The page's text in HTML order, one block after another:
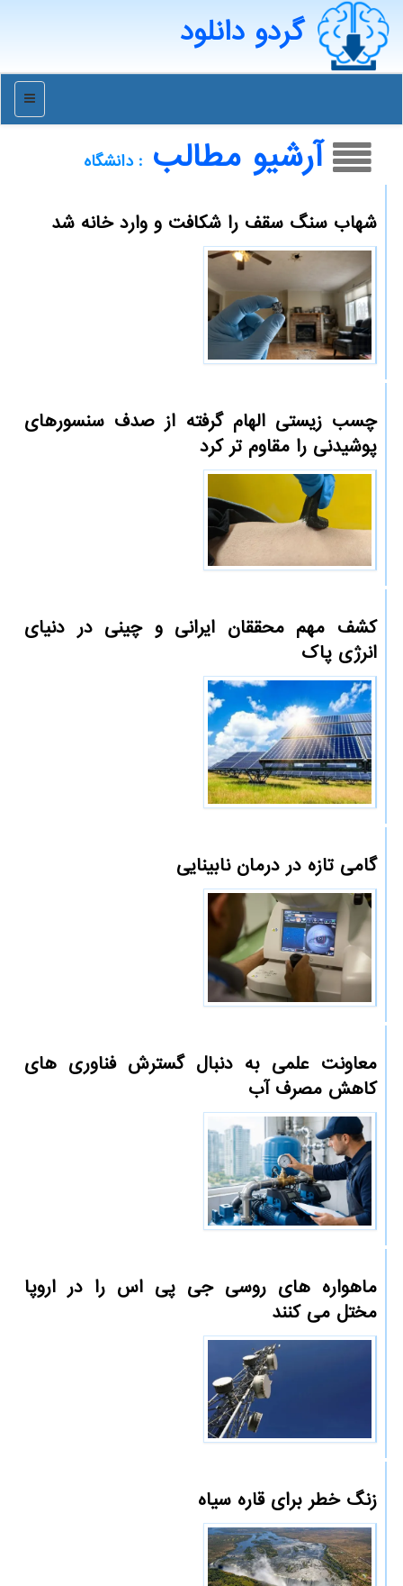
گردو دانلود
منو
آرشیو مطالب : دانشگاه
شهاب سنگ سقف را شکافت و وارد خانه شد
چسب زیستی الهام گرفته از صدف سنسورهای
پوشیدنی را مقاوم تر کرد
کشف مهم محققان ایرانی و چینی در دنیای
انرژی پاک
گامی تازه در درمان نابینایی
معاونت علمی به دنبال گسترش فناوری های
کاهش مصرف آب
ماهواره های روسی جی پی اس را در اروپا
مختل می کنند
زنگ خطر برای قاره سیاه